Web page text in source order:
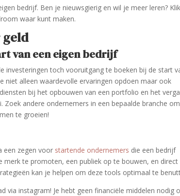
bedrijf. Ben je nieuwsgierig en wil je meer leren?
waar kunt maken.
van een eigen bedrijf
investeringen toch vooruitgang te boeken bij de start
niet alleen waardevolle ervaringen opdoen maar ook
bij het opbouwen van een portfolio en het
andere ondernemers in een bepaalde branche om
te groeien!
een zegen voor startende ondernemers die een bedrijf
te promoten, een publiek op te bouwen, en
kan je helpen om deze tools optimaal te
via instagram! Je hebt geen financiële middelen nodig